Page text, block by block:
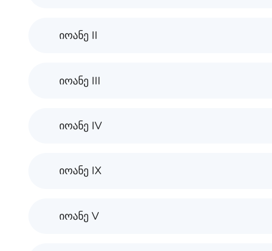
იოანე II
იოანე III
იოანე IV
იოანე IX
იოანე V